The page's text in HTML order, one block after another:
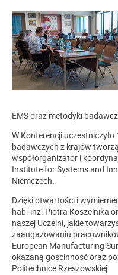
EMS oraz metodyki
W Konferencji
badawczych z krajów
współorganizator i
Institute for Systems and
Niemczech.
Dzięki otwartości i
hab. inż. Piotra Koszelnika
naszej Uczelni, jakie
zaangażowaniu
European Manufacturing
okazaną gościnność oraz
Politechnice Rzeszowskiej.